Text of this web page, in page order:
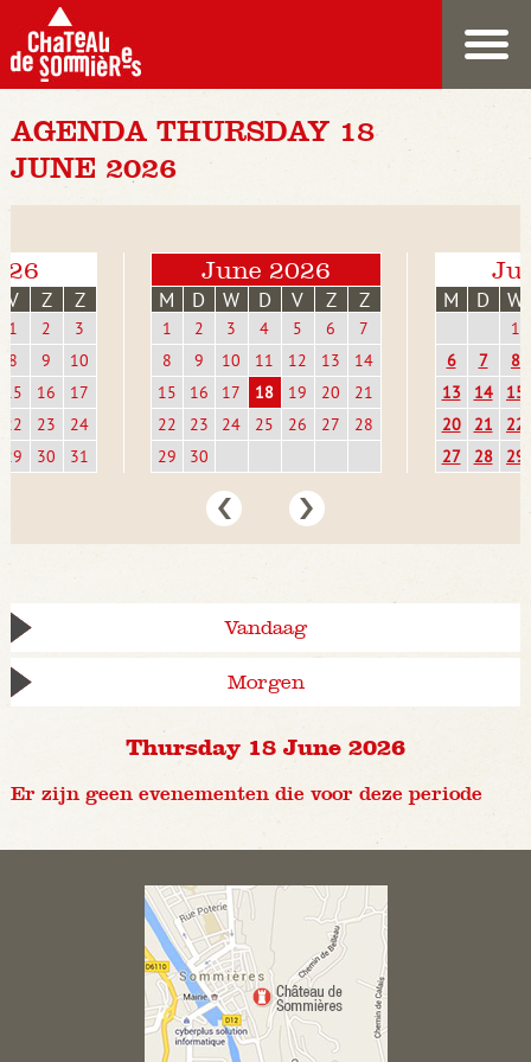
AGENDA THURSDAY 18
JUNE 2026
V Z Z
1 2
3
8
9
10
15
16
17
22
23
24
29
30 31
June 2026
M D W D V Z Z
1 2 3 4 5 6
7
8
9 10 11 12 13
14
15
16 17 18 19 20
21
22
23 24 25 26 27
28
29
30
M D W
1
6
7
8
13
14
15
20
21
22
27
28 29
Vandaag
Morgen
Thursday 18 June 2026
Er zijn geen evenementen die voor deze periode